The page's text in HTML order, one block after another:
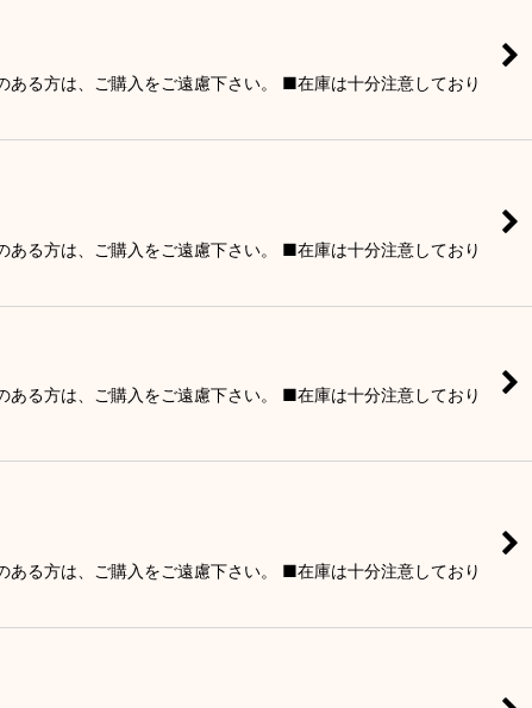
る方は、ご購入をご遠慮下さい。 ■在庫は十分注意しており
る方は、ご購入をご遠慮下さい。 ■在庫は十分注意しており
る方は、ご購入をご遠慮下さい。 ■在庫は十分注意しており
る方は、ご購入をご遠慮下さい。 ■在庫は十分注意しており